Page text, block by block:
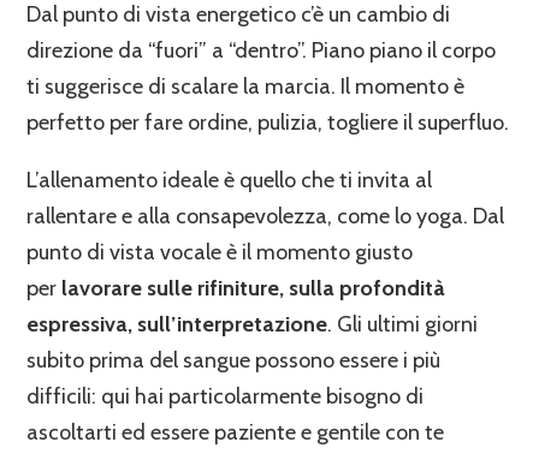
Dal punto di vista energetico c’è un cambio di
direzione da “fuori” a “dentro”. Piano piano il corpo
ti suggerisce di scalare la marcia. Il momento è
perfetto per fare ordine, pulizia, togliere il superfluo.
L’allenamento ideale è quello che ti invita al
rallentare e alla consapevolezza, come lo yoga. Dal
punto di vista vocale è il momento giusto
per lavorare sulle rifiniture, sulla profondità
espressiva, sull’interpretazione. Gli ultimi giorni
subito prima del sangue possono essere i più
difficili: qui hai particolarmente bisogno di
ascoltarti ed essere paziente e gentile con te